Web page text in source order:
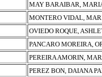
MAY BARAIBAR,
MONTERO VIDAL,
OVIEDO ROQUE,
PANCARO MOREIRA,
PEREIRA AMORIN,
PEREZ BON, DAIANA